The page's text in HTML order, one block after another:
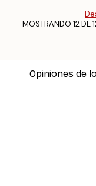
MOSTRANDO 12 DE
Opiniones de